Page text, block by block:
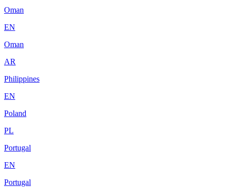
Oman
EN
Oman
AR
Philippines
EN
Poland
PL
Portugal
EN
Portugal